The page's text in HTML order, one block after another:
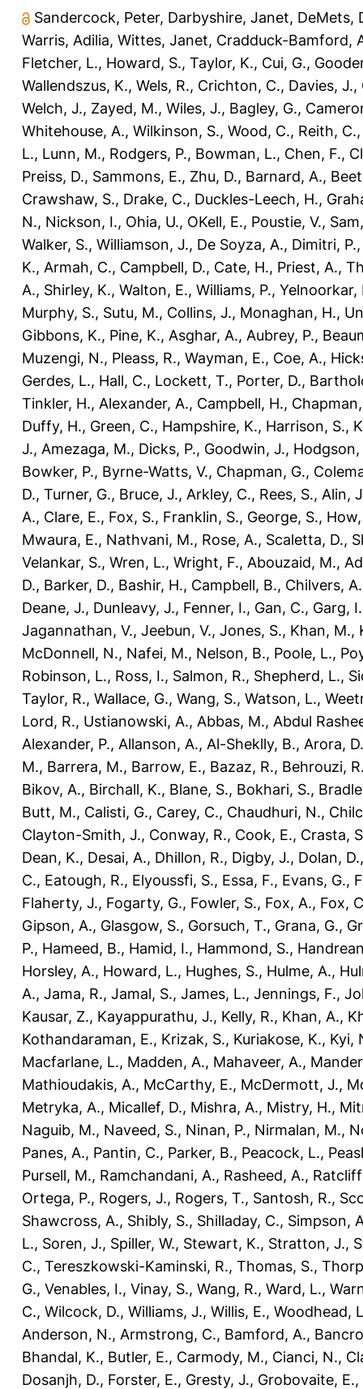
Sandercock, Peter, Darbyshire, Janet, DeMets,
Warris, Adilia, Wittes, Janet, Cradduck-Bamford,
Fletcher, L., Howard, S., Taylor, K., Cui, G.,
Wallendszus, K., Wels, R., Crichton, C., Davies, J.,
Welch, J., Zayed, M., Wiles, J., Bagley, G.,
Whitehouse, A., Wilkinson, S., Wood, C., Reith, C.
L., Lunn, M., Rodgers, P., Bowman, L., Chen, F.,
Preiss, D., Sammons, E., Zhu, D., Barnard, A.,
Crawshaw, S., Drake, C., Duckles-Leech, H.,
N., Nickson, I., Ohia, U., OKell, E., Poustie, V.,
Walker, S., Williamson, J., De Soyza, A., Dimitri, P.
K., Armah, C., Campbell, D., Cate, H., Priest, A.,
A., Shirley, K., Walton, E., Williams, P., Yelnoorkar,
Murphy, S., Sutu, M., Collins, J., Monaghan, H.,
Gibbons, K., Pine, K., Asghar, A., Aubrey, P.,
Muzengi, N., Pleass, R., Wayman, E., Coe, A.,
Gerdes, L., Hall, C., Lockett, T., Porter, D.,
Tinkler, H., Alexander, A., Campbell, H.,
Duffy, H., Green, C., Hampshire, K., Harrison, S.,
J., Amezaga, M., Dicks, P., Goodwin, J., Hodgson,
Bowker, P., Byrne-Watts, V., Chapman, G.,
D., Turner, G., Bruce, J., Arkley, C., Rees, S., Alin,
A., Clare, E., Fox, S., Franklin, S., George, S.,
Mwaura, E., Nathvani, M., Rose, A., Scaletta, D.,
Velankar, S., Wren, L., Wright, F., Abouzaid, M.,
D., Barker, D., Bashir, H., Campbell, B., Chilvers, A.
Deane, J., Dunleavy, J., Fenner, I., Gan, C., Garg, I.
Jagannathan, V., Jeebun, V., Jones, S., Khan, M.,
McDonnell, N., Nafei, M., Nelson, B., Poole, L.,
Robinson, L., Ross, I., Salmon, R., Shepherd, L.,
Taylor, R., Wallace, G., Wang, S., Watson, L.,
Lord, R., Ustianowski, A., Abbas, M., Abdul
Alexander, P., Allanson, A., Al-Sheklly, B., Arora, D.
M., Barrera, M., Barrow, E., Bazaz, R., Behrouzi,
Bikov, A., Birchall, K., Blane, S., Bokhari, S.,
Butt, M., Calisti, G., Carey, C., Chaudhuri, N.,
Clayton-Smith, J., Conway, R., Cook, E., Crasta,
Dean, K., Desai, A., Dhillon, R., Digby, J., Dolan, D.
C., Eatough, R., Elyoussfi, S., Essa, F., Evans, G.,
Flaherty, J., Fogarty, G., Fowler, S., Fox, A., Fox,
Gipson, A., Glasgow, S., Gorsuch, T., Grana, G.,
P., Hameed, B., Hamid, I., Hammond, S.,
Horsley, A., Howard, L., Hughes, S., Hulme, A.,
A., Jama, R., Jamal, S., James, L., Jennings, F.,
Kausar, Z., Kayappurathu, J., Kelly, R., Khan, A.,
Kothandaraman, E., Krizak, S., Kuriakose, K., Kyi,
Macfarlane, L., Madden, A., Mahaveer, A.,
Mathioudakis, A., McCarthy, E., McDermott, J.,
Metryka, A., Micallef, D., Mishra, A., Mistry, H.,
Naguib, M., Naveed, S., Ninan, P., Nirmalan, M.,
Panes, A., Pantin, C., Parker, B., Peacock, L.,
Pursell, M., Ramchandani, A., Rasheed, A.,
Ortega, P., Rogers, J., Rogers, T., Santosh, R.,
Shawcross, A., Shibly, S., Shilladay, C., Simpson,
L., Soren, J., Spiller, W., Stewart, K., Stratton, J.,
C., Tereszkowski-Kaminski, R., Thomas, S.,
G., Venables, I., Vinay, S., Wang, R., Ward, L.,
C., Wilcock, D., Williams, J., Willis, E., Woodhead,
Anderson, N., Armstrong, C., Bamford, A.,
Bhandal, K., Butler, E., Carmody, M., Cianci, N.,
Dosanjh, D., Forster, E., Gresty, J., Grobovaite, E.,